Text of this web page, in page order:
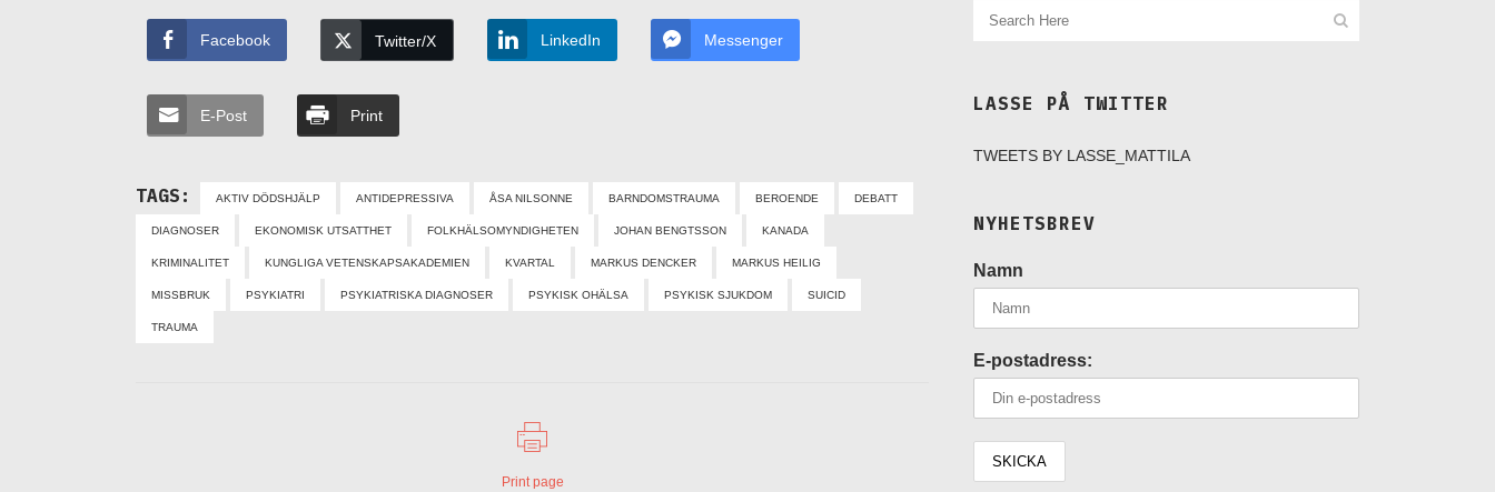
Facebook Twitter/X LinkedIn Messenger
E-Post Print
TAGS: AKTIV DÖDSHJÄLP ANTIDEPRESSIVA ÅSA NILSONNE BARNDOMSTRAUMA BEROENDE DEBATT
DIAGNOSER EKONOMISK UTSATTHET FOLKHÄLSOMYNDIGHETEN JOHAN BENGTSSON KANADA
KRIMINALITET KUNGLIGA VETENSKAPSAKADEMIEN KVARTAL MARKUS DENCKER MARKUS HEILIG
MISSBRUK PSYKIATRI PSYKIATRISKA DIAGNOSER PSYKISK OHÄLSA PSYKISK SJUKDOM SUICID
TRAUMA
Print page
LASSE PÅ TWITTER
TWEETS BY LASSE_MATTILA
NYHETSBREV
Namn
E-postadress: